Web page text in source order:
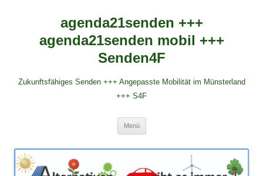
agenda21senden +++
agenda21senden mobil +++
Senden4F
Zukunftsfähiges Senden +++ Angepasste Mobilität im Münsterland
+++ S4F
Menü